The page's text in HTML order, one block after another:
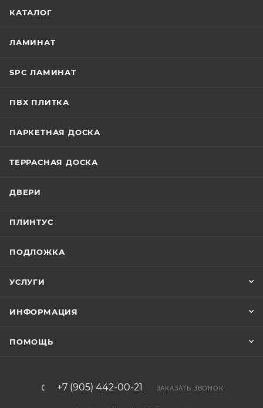
КАТАЛОГ
ЛАМИНАТ
SPC ЛАМИНАТ
ПВХ ПЛИТКА
ПАРКЕТНАЯ ДОСКА
ТЕРРАСНАЯ ДОСКА
ДВЕРИ
ПЛИНТУС
ПОДЛОЖКА
УСЛУГИ
ИНФОРМАЦИЯ
ПОМОЩЬ
+7 (905) 442-00-21 ЗАКАЗАТЬ ЗВОНОК